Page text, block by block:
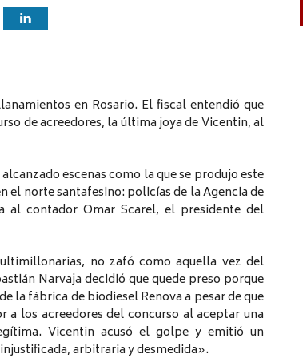
en Rosario. El fiscal entendió que
de acreedores, la última joya de Vicentin, al
escenas como la que se produjo este
el norte santafesino: policías de la Agencia de
al contador Omar Scarel, el presidente del
no zafó como aquella vez del
Narvaja decidió que quede preso porque
la fábrica de biodiesel Renova a pesar de que
los acreedores del concurso al aceptar una
Vicentin acusó el golpe y emitió un
arbitraria y desmedida».